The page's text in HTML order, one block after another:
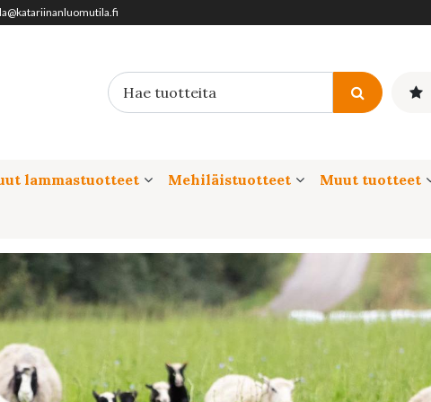
lammastuotteet Mehiläistuotteet Muut tuotteet